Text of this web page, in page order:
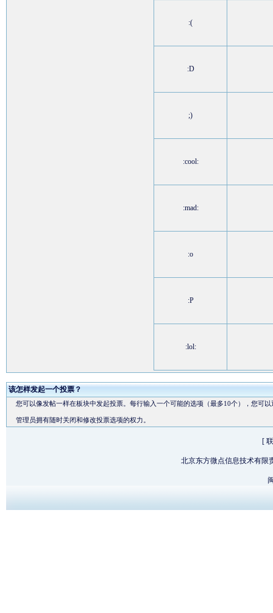
:(
:D
;)
:cool:
:mad:
:o
:P
:lol:
该怎样发起一个投票？
您可以像发帖一样在板块中发起投票。每行输入一个可能的选项（最多10个），您可
管理员拥有随时关闭和修改投票选项的权力。
[
北京东方微点信息技术有限